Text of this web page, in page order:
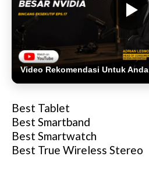
Video Rekomendasi Untuk Anda
Best Tablet
Best Smartband
Best Smartwatch
Best True Wireless Stereo